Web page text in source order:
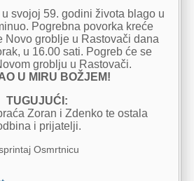
svojoj 59. godini života blago u
Pogrebna povorka kreće
Novo groblje u Rastovači dana
u 16.00 sati. Pogreb će se
groblju u Rastovači.
U MIRU BOŽJEM!
TUGUJUĆI:
Zoran i Zdenko te ostala
i prijatelji.
Osmrtnicu